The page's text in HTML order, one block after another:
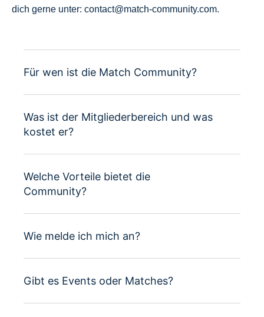
dich gerne unter: contact@match-community.com.
Für wen ist die Match Community?
Was ist der Mitgliederbereich und was
kostet er?
Welche Vorteile bietet die
Community?
Wie melde ich mich an?
Gibt es Events oder Matches?